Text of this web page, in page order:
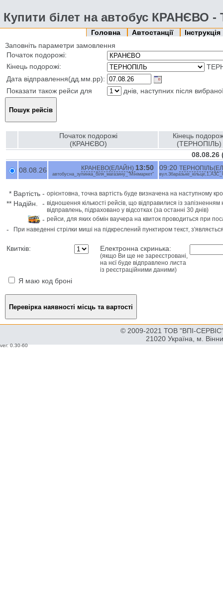
Купити білет на автобус КРАНЄВО
Головна Автостанції
Інструкція
Заповніть параметри замовлення
Початок подорожі:
Кінець подорожі:
Дата відправлення(дд.мм.рр):
Показати також рейси для
днів, наступних після
Початок подорожі
(КРАНЄВО)
Кінець
(ТЕРНОПІЛЬ)
08.08.26
08.08.26
КРАНЕВО(ЕЛАЙН) 13:50
автобусна_зупинка_біля_магазину_"Мінімаркет"
09:20
* Вартість - орієнтовна, точна вартість буде визначена на наступному
** Надійн. - відношення кількості рейсів, що відправилися із
відправлень, підраховано у відсотках (за останні 30 днів)
- рейси, для яких обмін ваучера на квиток проводиться при
- При наведенні стрілки миші на підкреслений пунктиром текст,
Квитків: Електронна скринька:
(якщо Ви ще не зареєстровані,
на нєї буде відправлено листа
із реєстраційними даними)
Я маю код броні
© 2009-2021 ТОВ "ВПІ-
21020 Україна, м.
ver: 0.30-60